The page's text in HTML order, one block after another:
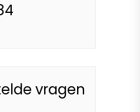
vragen